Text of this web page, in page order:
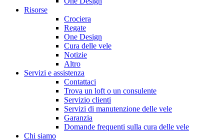
Risorse
Crociera
Regate
One Design
Cura delle vele
Notizie
Altro
Servizi e assistenza
Contattaci
Trova un loft o un consulente
Servizio clienti
Servizi di manutenzione delle vele
Garanzia
Domande frequenti sulla cura delle vele
Chi siamo